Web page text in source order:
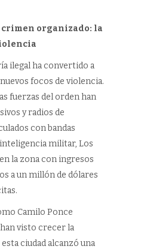
organizado: la
ilegal ha convertido a
focos de violencia.
fuerzas del orden han
y radios de
con bandas
militar, Los
la zona con ingresos
a un millón de dólares
Camilo Ponce
visto crecer la
ciudad alcanzó una